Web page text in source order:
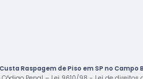
Raspagem de Piso em SP no Campo